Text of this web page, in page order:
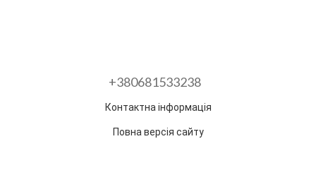
+380681533238
Контактна інформація
Повна версія сайту